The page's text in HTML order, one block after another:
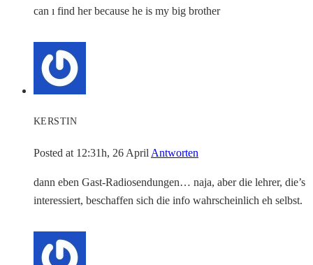
can ı find her because he is my big brother
KERSTIN
Posted at 12:31h, 26 April Antworten
dann eben Gast-Radiosendungen… naja, aber die lehrer, die’s
interessiert, beschaffen sich die info wahrscheinlich eh selbst.